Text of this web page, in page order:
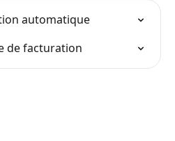
automatique
de facturation